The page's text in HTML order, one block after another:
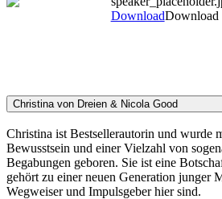
DownloadDownload
Christina von Dreien & Nicola Good
Christina ist Bestsellerautorin und wurde
Bewusstsein und einer Vielzahl von
Begabungen geboren. Sie ist eine
gehört zu einer neuen Generation junger
Wegweiser und Impulsgeber hier sind.